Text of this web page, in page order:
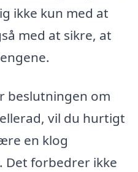
ikke kun med at
med at sikre, at
beslutningen om
vil du hurtigt
en klog
Det forbedrer ikke